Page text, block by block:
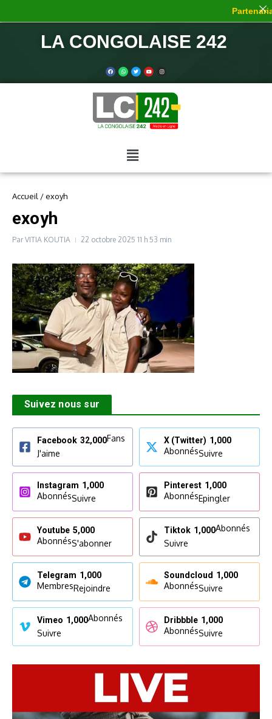
LA CONGOLAISE 242
Accueil /exoyh
exoyh
ParVITIA KOUTIA 22 octobre 2025 11 h 53 min
Suivez nous sur
Facebook 32,000Fans
J'aime
X (Twitter) 1,000
AbonnésSuivre
Instagram 1,000
AbonnésSuivre
Pinterest 1,000
AbonnésEpingler
Youtube 5,000
AbonnésS'abonner
Tiktok 1,000Abonnés
Suivre
Telegram 1,000
MembresRejoindre
Soundcloud 1,000
AbonnésSuivre
Vimeo 1,000Abonnés
Suivre
Dribbble 1,000
AbonnésSuivre